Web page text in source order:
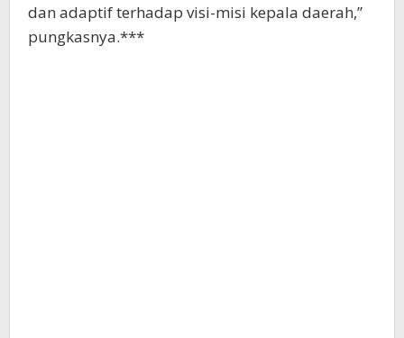
dan adaptif terhadap visi-misi kepala daerah,”
pungkasnya.***